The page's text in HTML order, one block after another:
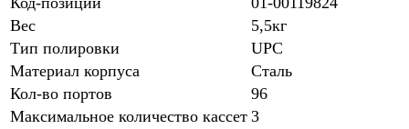
Вес
5,5кг
Тип полировки
UPC
Материал корпуса
Сталь
Кол-во портов
96
Максимальное количество кассет 3